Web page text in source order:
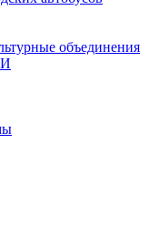
объединения